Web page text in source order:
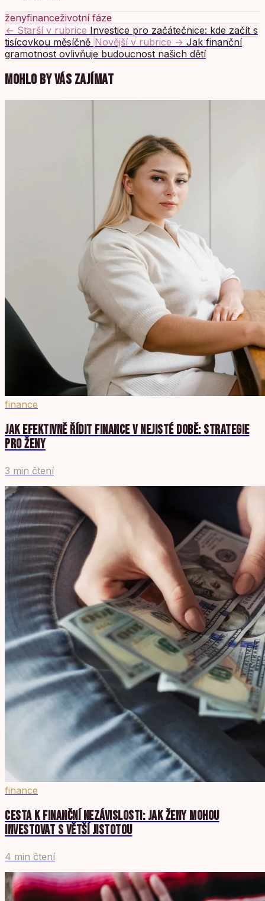
ženyfinanceživotní fáze
← Starší v rubrice Investice pro začátečnice: kde začít s
tisícovkou měsíčně Novější v rubrice → Jak finanční
gramotnost ovlivňuje budoucnost našich dětí
MOHLO BY VÁS ZAJÍMAT
finance
JAK EFEKTIVNĚ ŘÍDIT FINANCE V NEJISTÉ DOBĚ: STRATEGIE
PRO ŽENY
3 min čtení
finance
CESTA K FINANČNÍ NEZÁVISLOSTI: JAK ŽENY MOHOU
INVESTOVAT S VĚTŠÍ JISTOTOU
4 min čtení